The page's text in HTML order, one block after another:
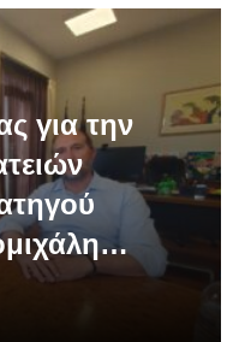
για την